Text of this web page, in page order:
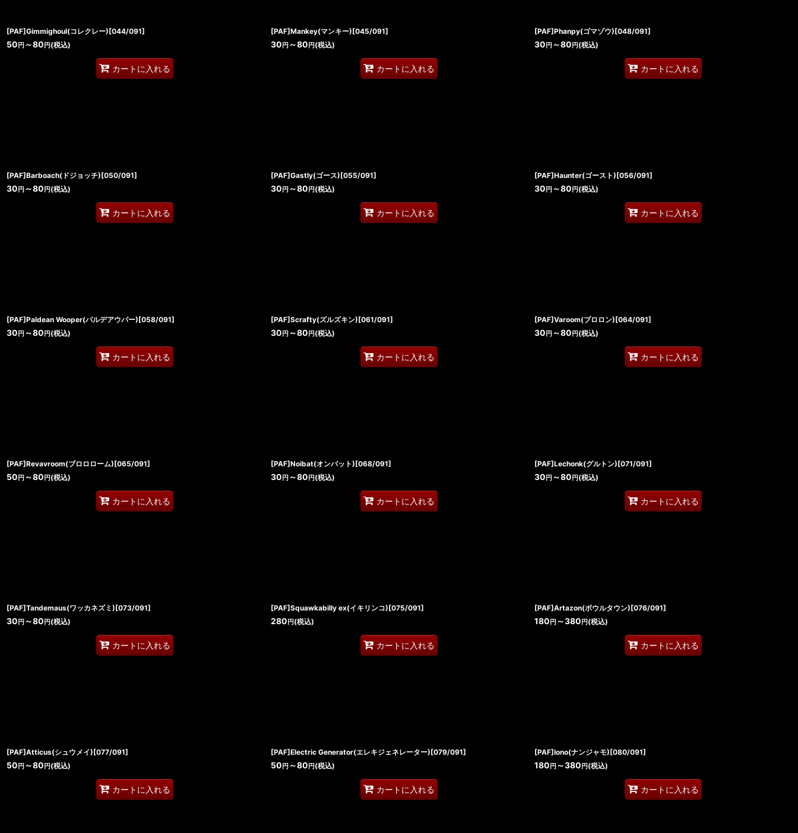
[PAF]Gimmighoul(コレクレー)[044/091]
50 円 ～80 円 (税込)
カートに入れる
[PAF]Mankey(マンキー)[045/091]
30 円～80 円(税込)
カートに入れる
[PAF]Phanpy(ゴマゾウ)[048/091]
30 円 ～80 円 (税込)
カートに入れる
[PAF]Barboach(ドジョッチ)[050/091]
30 円 ～80 円 (税込)
カートに入れる
[PAF]Gastly(ゴース)[055/091]
30 円～80 円(税込)
カートに入れる
[PAF]Haunter(ゴースト)[056/091]
30 円 ～80 円 (税込)
カートに入れる
[PAF]Paldean Wooper(パルデアウパー)[058/091]
30 円 ～80 円 (税込)
カートに入れる
[PAF]Scrafty(ズルズキン)[061/091]
30 円～80 円(税込)
カートに入れる
[PAF]Varoom(ブロロン)[064/091]
30 円 ～80 円 (税込)
カートに入れる
[PAF]Revavroom(ブロロローム)[065/091]
50 円 ～80 円 (税込)
カートに入れる
[PAF]Noibat(オンバット)[068/091]
30 円～80 円(税込)
カートに入れる
[PAF]Lechonk(グルトン)[071/091]
30 円 ～80 円 (税込)
カートに入れる
[PAF]Tandemaus(ワッカネズミ)[073/091]
30 円 ～80 円 (税込)
カートに入れる
[PAF]Squawkabilly ex(イキリンコ)[075/091]
280 円(税込)
カートに入れる
[PAF]Artazon(ボウルタウン)[076/091]
180 円 ～380 円 (税込)
カートに入れる
[PAF]Atticus(シュウメイ)[077/091]
50 円 ～80 円 (税込)
カートに入れる
[PAF]Electric Generator(エレキジェネレーター)[079/091]
50 円～80 円(税込)
カートに入れる
[PAF]Iono(ナンジャモ)[080/091]
180 円 ～380 円 (税込)
カートに入れる